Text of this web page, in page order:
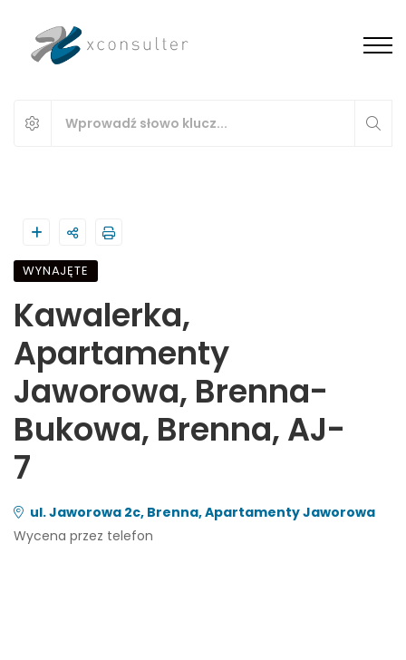
WYNAJĘTE
Kawalerka,
Apartamenty
Jaworowa, Brenna-
Bukowa, Brenna, AJ-
7
ul. Jaworowa 2c, Brenna, Apartamenty Jaworowa
Wycena przez telefon